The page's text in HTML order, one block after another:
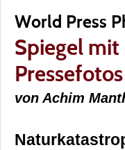
World Press
Spiegel
Pressefotos
von Achim